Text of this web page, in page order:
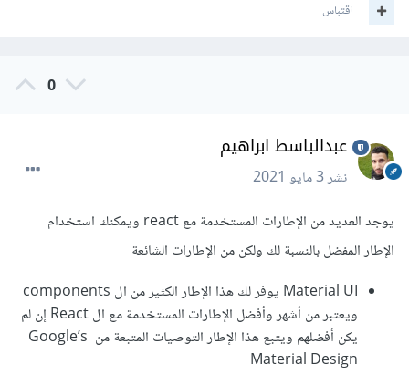
اقتباس
0
عبدالباسط ابراهيم
نشر3 مايو 2021
يوجد العديد من الإطارات المستخدمة مع react ويمكنك استخدام
الإطار المفضل بالنسبة لك ولكن من الإطارات الشائعة
Material UI يوفر لك هذا الإطار الكثير من ال components
ويعتبر من أشهر وأفضل الإطارات المستخدمة مع ال React إن لم
يكن أفضلهم ويتبع هذا الإطار التوصيات المتبعة من Google’s
Material Design